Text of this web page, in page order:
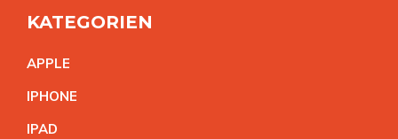
KATEGORIEN
APPLE
IPHONE
IPAD